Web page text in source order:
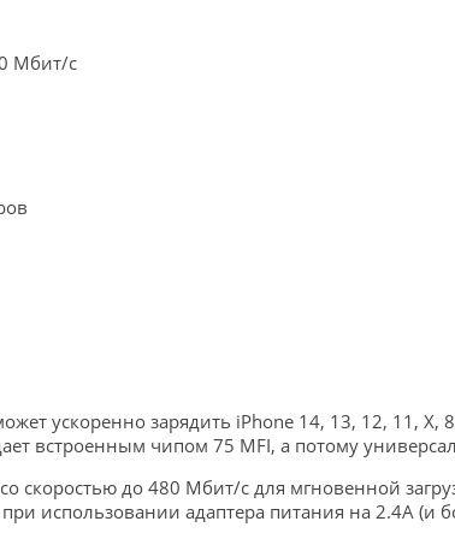
Мбит/с
ускоренно зарядить iPhone 14, 13, 12, 11,
встроенным чипом 75 MFI, а потому
скоростью до 480 Мбит/с для мгновенной
использовании адаптера питания на 2.4А (и